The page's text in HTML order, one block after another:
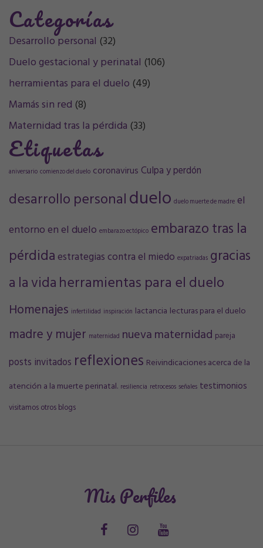
Categorías
Desarrollo personal (32)
Duelo gestacional y perinatal (106)
herramientas para el duelo (49)
Mamás sin red (8)
Maternidad tras la pérdida (33)
Etiquetas
aniversario comienzo del duelo coronavirus Culpa y perdón
desarrollo personalduelo duelo muerte de madre el
entorno en el duelo embarazo ectópico embarazo tras la
pérdida estrategias contra el miedo expatriadas gracias
a la vidaherramientas para el duelo
Homenajes infertilidad inspiración lactancia lecturas para el duelo
madre y mujer maternidad nueva maternidad pareja
posts invitados reflexiones Reivindicaciones acerca de la
atención a la muerte perinatal. resiliencia retrocesos señales testimonios
visitamos otros blogs
Mis Perfiles